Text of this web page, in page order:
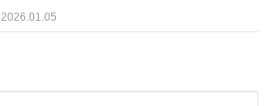
2026.01.05